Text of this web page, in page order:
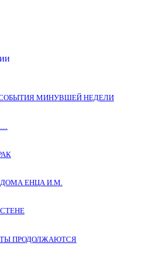
МИНУВШЕЙ НЕДЕЛИ
ЕНЦА И.М.
ПРОДОЛЖАЮТСЯ